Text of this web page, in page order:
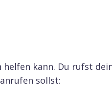
helfen kann. Du rufst
sollst: